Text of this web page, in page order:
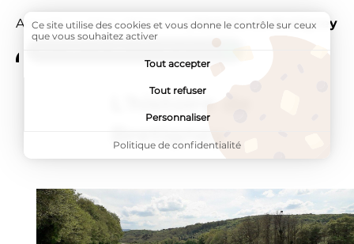
Accueil Mon village Page active :
L'histoire de Bretigney
L'histoire de
Bretigney
Ce site utilise des cookies et vous donne le contrôle sur ceux
que vous souhaitez activer
Tout accepter
Tout refuser
Personnaliser
Politique de confidentialité